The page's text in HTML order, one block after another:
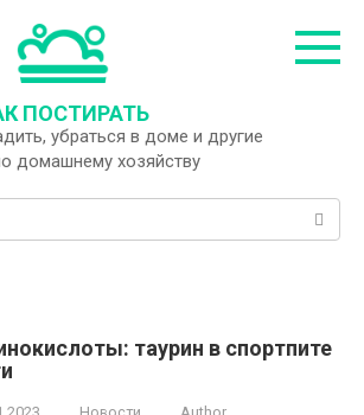
ПОСТИРАТЬ
убраться в доме и другие
домашнему хозяйству
таурин в спортпите